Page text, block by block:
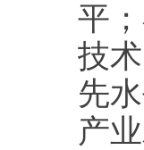
平
技
先
产